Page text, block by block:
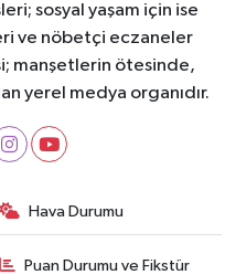
sosyal yaşam için ise
ve nöbetçi eczaneler
manşetlerin ötesinde,
yerel medya organıdır.
Hava Durumu
Puan Durumu ve Fikstür